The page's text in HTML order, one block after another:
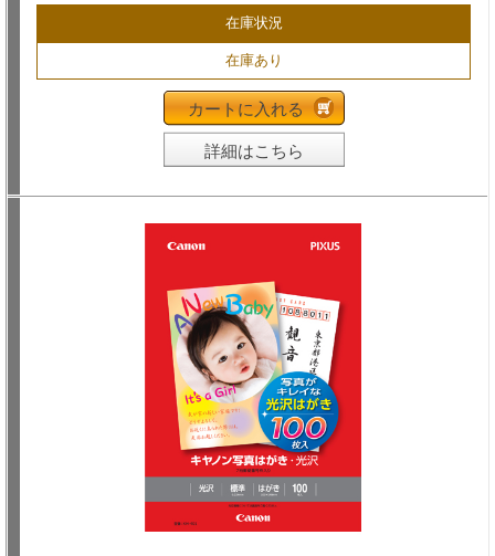
在庫状況
在庫あり
カートに入れる
詳細はこちら